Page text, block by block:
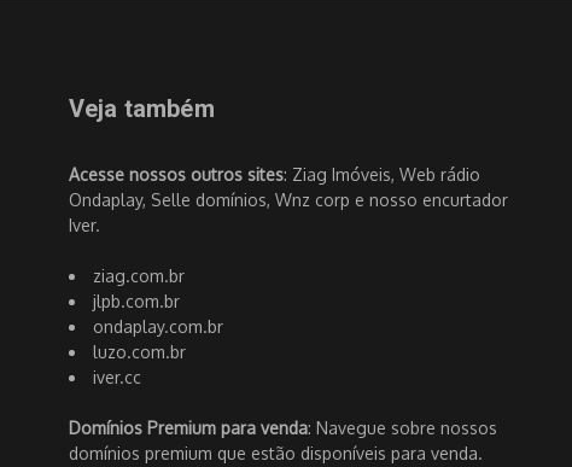
Veja também
Acesse nossos outros sites: Ziag Imóveis, Web rádio
Ondaplay, Selle domínios, Wnz corp e nosso encurtador
Iver.
ziag.com.br
jlpb.com.br
ondaplay.com.br
luzo.com.br
iver.cc
Domínios Premium para venda: Navegue sobre nossos
domínios premium que estão disponíveis para venda.